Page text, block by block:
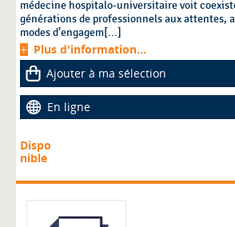
médecine hospitalo-universitaire voit
générations de professionnels aux attentes,
modes d’engagem[...]
Plus d'information...
Ajouter à ma sélection
En ligne
Dispo
nible